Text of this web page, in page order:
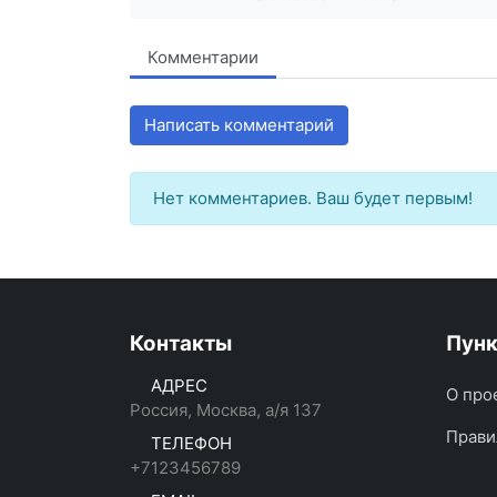
Комментарии
Написать комментарий
Нет комментариев. Ваш будет первым!
Контакты
АДРЕС
Россия, Москва, а/я 137
ТЕЛЕФОН
+7123456789
О